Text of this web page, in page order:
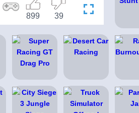
39
899